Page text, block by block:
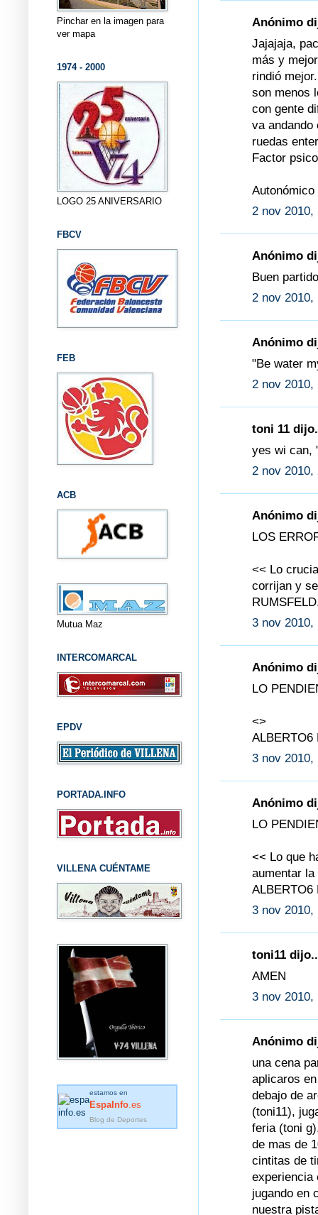
Anónimo
Jajajaja,
más y
rindió
son menos
con gente
va andando
ruedas
Factor
2 nov 2010,
Anónimo
Buen
2 nov 2010,
Anónimo
"Be water
2 nov 2010,
toni 11
yes wi can,
2 nov 2010,
Anónimo
LOS
<< Lo
corrijan y
3 nov 2010,
Anónimo
LO
<>
ALBERTO6
3 nov 2010,
Anónimo
LO
<< Lo que
aumentar
ALBERTO6
3 nov 2010,
toni11
AMEN
3 nov 2010,
Anónimo
una cena
aplicaros
debajo de
(toni11),
feria (toni
de mas de
cintitas de
experiencia
jugando en
nuestra
Pinchar en la imagen para
ver mapa
1974 - 2000
LOGO 25 ANIVERSARIO
FBCV
FEB
ACB
Mutua Maz
INTERCOMARCAL
EPDV
PORTADA.INFO
VILLENA CUÉNTAME
estamos en
EspaInfo .es
Blog de Deportes